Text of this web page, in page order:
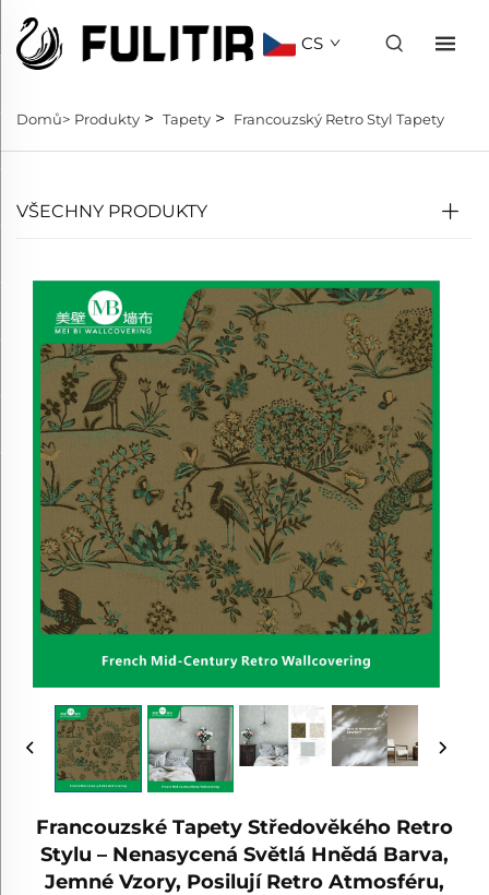
CS
Domů> Produkty > Tapety > Francouzský Retro Styl Tapety
VŠECHNY PRODUKTY
Francouzské Tapety Středověkého Retro
Stylu – Nenasycená Světlá Hnědá Barva,
Jemné Vzory, Posilují Retro Atmosféru,